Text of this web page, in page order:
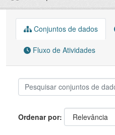
Conjuntos de dados
Fluxo de Atividades
Ordenar por